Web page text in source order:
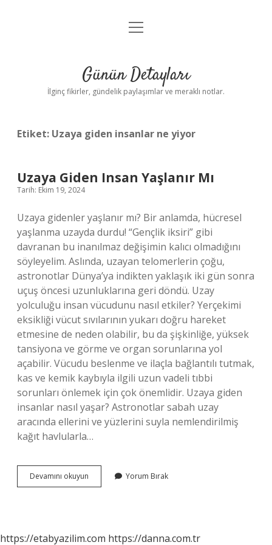
Gizlilik Politikası
Yasal Uyarı
menüyü
Günün Detayları
İlginç fikirler, gündelik paylaşımlar ve meraklı notlar.
Etiket: Uzaya giden insanlar ne yiyor
Uzaya Giden Insan Yaşlanır Mı
Tarih: Ekim 19, 2024
Uzaya gidenler yaşlanır mı? Bir anlamda, hücresel
yaşlanma uzayda durdu! “Gençlik iksiri” gibi
davranan bu inanılmaz değişimin kalıcı olmadığını
söyleyelim. Aslında, uzayan telomerlerin çoğu,
astronotlar Dünya’ya indikten yaklaşık iki gün sonra
uçuş öncesi uzunluklarına geri döndü. Uzay
yolculuğu insan vücudunu nasıl etkiler? Yerçekimi
eksikliği vücut sıvılarının yukarı doğru hareket
etmesine de neden olabilir, bu da şişkinliğe, yüksek
tansiyona ve görme ve organ sorunlarına yol
açabilir. Vücudu beslenme ve ilaçla bağlantılı tutmak,
kas ve kemik kaybıyla ilgili uzun vadeli tıbbi
sorunları önlemek için çok önemlidir. Uzaya giden
insanlar nasıl yaşar? Astronotlar sabah uzay
aracında ellerini ve yüzlerini suyla nemlendirilmiş
kağıt havlularla…
Devamını okuyun
Giden
Yorum Bırak
https://etabyazilim.com https://danna.com.tr